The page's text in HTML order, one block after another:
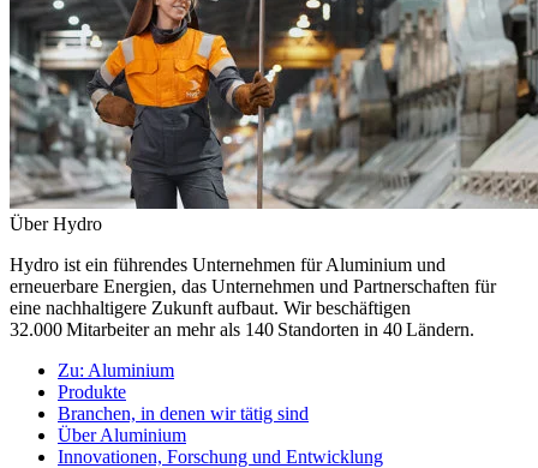
Über Hydro
Hydro ist ein führendes Unternehmen für Aluminium und
erneuerbare Energien, das Unternehmen und Partnerschaften für
eine nachhaltigere Zukunft aufbaut. Wir beschäftigen
32.000 Mitarbeiter an mehr als 140 Standorten in 40 Ländern.
Zu: Aluminium
Produkte
Branchen, in denen wir tätig sind
Über Aluminium
Innovationen, Forschung und Entwicklung